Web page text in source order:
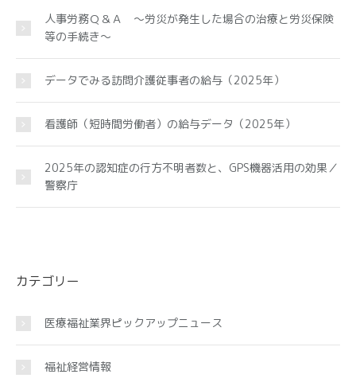
人事労務Ｑ＆Ａ ～労災が発生した場合の治療と労災保険
等の手続き～
データでみる訪問介護従事者の給与（2025年）
看護師（短時間労働者）の給与データ（2025年）
2025年の認知症の行方不明者数と、GPS機器活用の効果／
警察庁
カテゴリー
医療福祉業界ピックアップニュース
福祉経営情報